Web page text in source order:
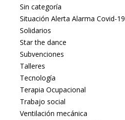
Sin categoría
Situación Alerta Alarma Covid-19
Solidarios
Star the dance
Subvenciones
Talleres
Tecnología
Terapia Ocupacional
Trabajo social
Ventilación mecánica